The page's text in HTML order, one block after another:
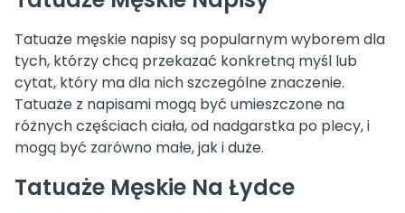
Tatuaże męskie napisy są popularnym wyborem dla
tych, którzy chcą przekazać konkretną myśl lub
cytat, który ma dla nich szczególne znaczenie.
Tatuaże z napisami mogą być umieszczone na
różnych częściach ciała, od nadgarstka po plecy, i
mogą być zarówno małe, jak i duże.
Tatuaże Męskie Na Łydce